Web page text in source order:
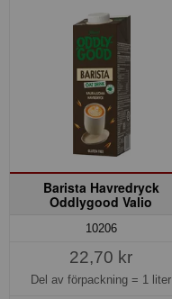
Barista Havredryck
Oddlygood Valio
10206
22,70 kr
Del av förpackning = 1 liter